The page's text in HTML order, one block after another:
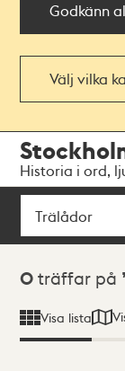
Godkänn
Välj vilka
navigationen
huvudinnehållet
Historia i ord,
Sök
Sökresultat
0 träffar på
Visa lista